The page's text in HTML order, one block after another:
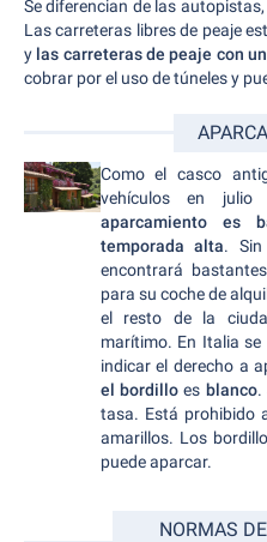
Se diferencian de las
Las carreteras libres de peaje
y las carreteras de peaje con
cobrar por el uso de túneles y
Como el casco
vehículos en
aparcamiento es
temporada alta. Sin
encontrará
para su coche de
el resto de la
marítimo. En Italia
indicar el derecho a
el bordilloes blanco.
tasa. Está prohibido
amarillos. Los
puede aparcar.
NORMAS